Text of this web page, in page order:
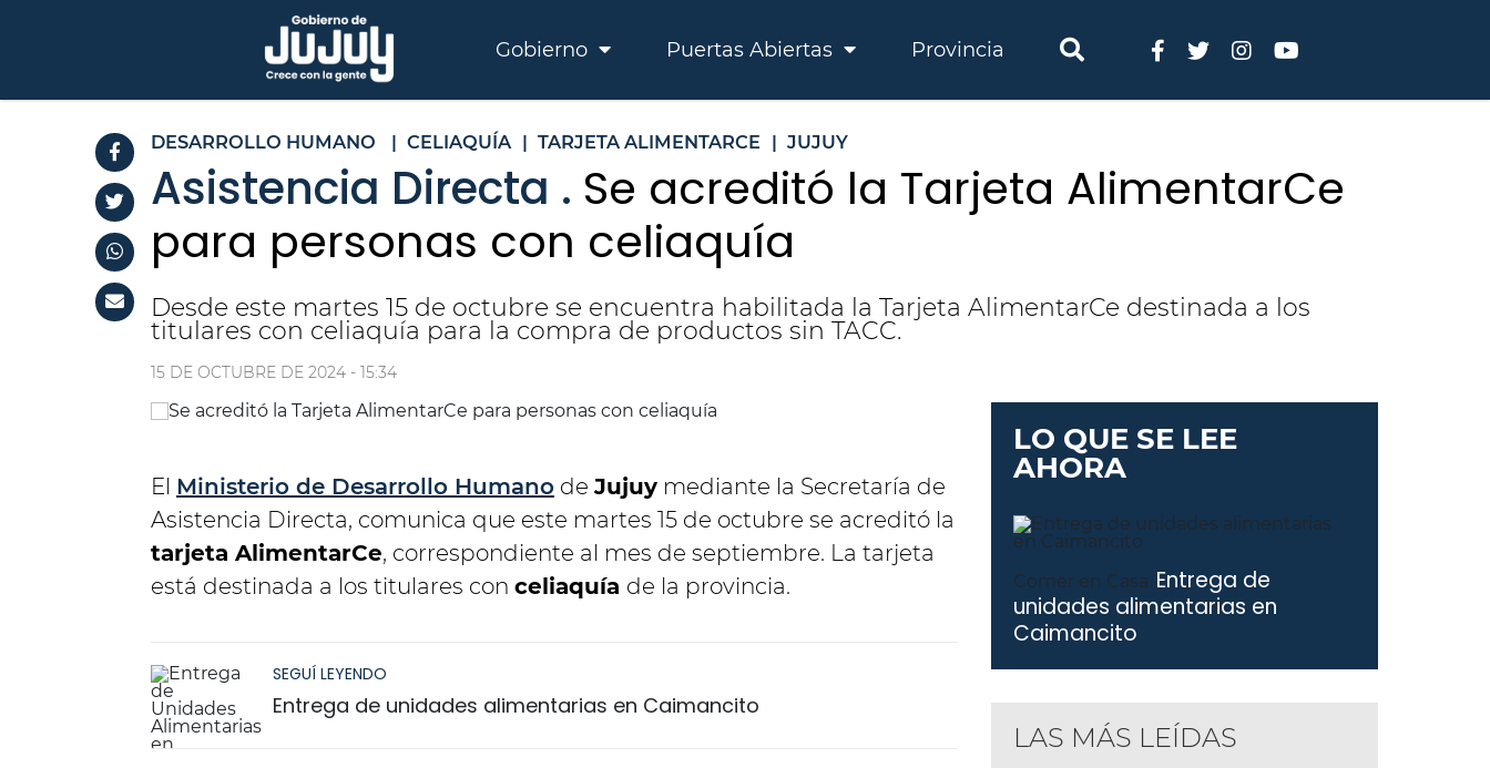
Gobierno Puertas Abiertas Provincia
DESARROLLO HUMANO | CELIAQUÍA | TARJETA ALIMENTARCE | JUJUY
Asistencia Directa . Se acreditó la Tarjeta AlimentarCe
para personas con celiaquía
Desde este martes 15 de octubre se encuentra habilitada la Tarjeta AlimentarCe destinada a los
titulares con celiaquía para la compra de productos sin TACC.
15 DE OCTUBRE DE 2024 - 15:34
El Ministerio de Desarrollo Humano de Jujuy mediante la Secretaría de
Asistencia Directa, comunica que este martes 15 de octubre se acreditó la
tarjeta AlimentarCe, correspondiente al mes de septiembre. La tarjeta
está destinada a los titulares con celiaquía de la provincia.
SEGUÍ LEYENDO
Entrega de unidades alimentarias en Caimancito
LO QUE SE LEE
AHORA
Comer en Casa. Entrega de
unidades alimentarias en
Caimancito
LAS MÁS LEÍDAS